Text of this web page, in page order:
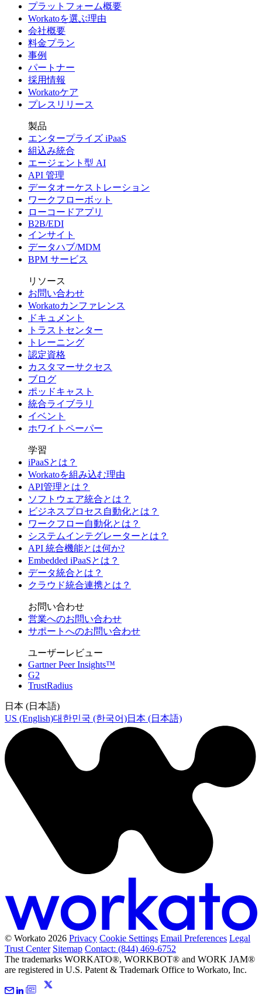
プラットフォーム概要
Workatoを選ぶ理由
会社概要
料金プラン
事例
パートナー
採用情報
Workatoケア
プレスリリース
製品
エンタープライズ iPaaS
組込み統合
エージェント型 AI
API 管理
データオーケストレーション
ワークフローボット
ローコードアプリ
B2B/EDI
インサイト
データハブ/MDM
BPM サービス
リソース
お問い合わせ
Workatoカンファレンス
ドキュメント
トラストセンター
トレーニング
認定資格
カスタマーサクセス
ブログ
ポッドキャスト
統合ライブラリ
イベント
ホワイトペーパー
学習
iPaaSとは？
Workatoを組み込む理由
API管理とは？
ソフトウェア統合とは？
ビジネスプロセス自動化とは？
ワークフロー自動化とは？
システムインテグレーターとは？
API 統合機能とは何か?
Embedded iPaaSとは？
データ統合とは？
クラウド統合連携とは？
お問い合わせ
営業へのお問い合わせ
サポートへのお問い合わせ
ユーザーレビュー
Gartner Peer Insights™
G2
TrustRadius
日本 (日本語)
US (English)대한민국 (한국어)日本 (日本語)
© Workato 2026 Privacy Cookie Settings Email Preferences Legal
Trust Center Sitemap Contact: (844) 469-6752
The trademarks WORKATO®, WORKBOT® and WORK JAM®
are registered in U.S. Patent & Trademark Office to Workato, Inc.